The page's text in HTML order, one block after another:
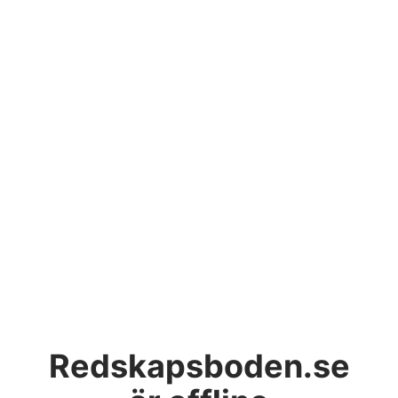
Redskapsboden.se